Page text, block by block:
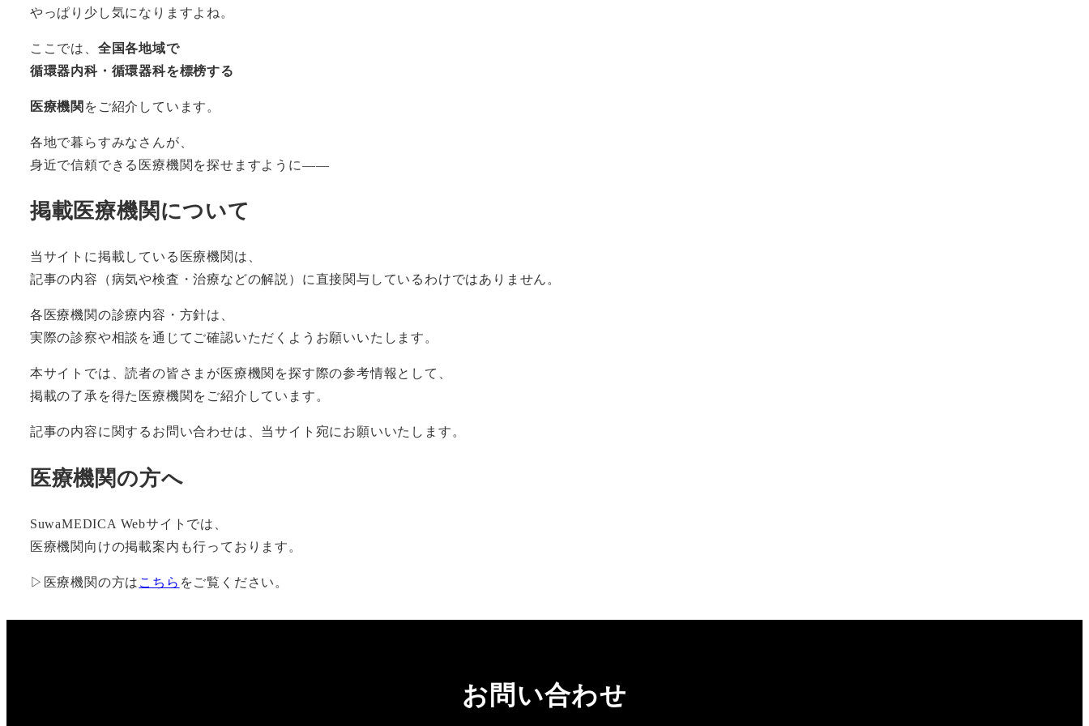
やっぱり少し気になりますよね。
ここでは、 全国各地域で
循環器内科・循環器科を標榜する
医療機関 をご紹介しています。
各地で暮らすみなさんが、
身近で信頼できる医療機関を探せますように――
掲載医療機関について
当サイトに掲載している医療機関は、
記事の内容（病気や検査・治療などの解説）に直接関与しているわけではありません。
各医療機関の診療内容・方針は、
実際の診察や相談を通じてご確認いただくようお願いいたします。
本サイトでは、読者の皆さまが医療機関を探す際の参考情報として、
掲載の了承を得た医療機関をご紹介しています。
記事の内容に関するお問い合わせは、当サイト宛にお願いいたします。
医療機関の方へ
SuwaMEDICA Webサイトでは、
医療機関向けの掲載案内も行っております。
▷医療機関の方は こちら をご覧ください。
お問い合わせ